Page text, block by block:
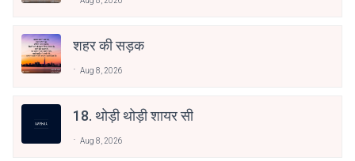
शहर की सड़क
Aug 8, 2026
18. थोड़ी थोड़ी शायर सी
Aug 8, 2026